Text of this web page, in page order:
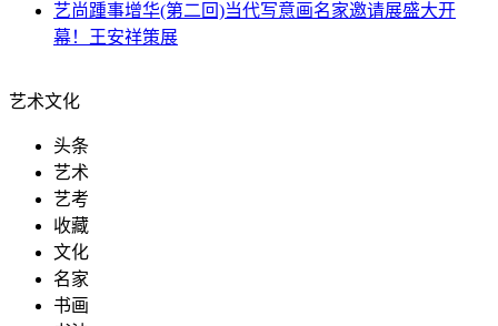
艺尚踵事增华(第二回)当代写意画名家邀请展盛大开
幕！王安祥策展
艺术文化
头条
艺术
艺考
收藏
文化
名家
书画